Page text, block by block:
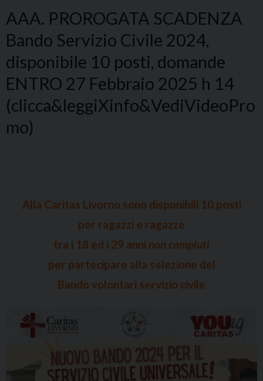
AAA. PROROGATA SCADENZA
Bando Servizio Civile 2024,
disponibile 10 posti, domande
ENTRO 27 Febbraio 2025 h 14
(clicca&leggiXinfo&VediVideoPro
mo)
Alla Caritas Livorno sono disponibili 10 posti
per ragazzi e ragazze
tra i 18 ed i 29 anni non compiuti
per partecipare alla selezione del
Bando volontari servizio civile